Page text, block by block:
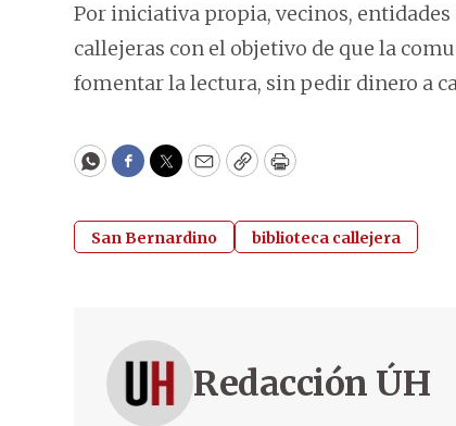
Por iniciativa propia, vecinos,
callejeras con el objetivo de que la
fomentar la lectura, sin pedir dinero a
WhatsApp
Facebook
Twitter
EmailCopyPrint
San Bernardino biblioteca callejera
Redacción ÚH